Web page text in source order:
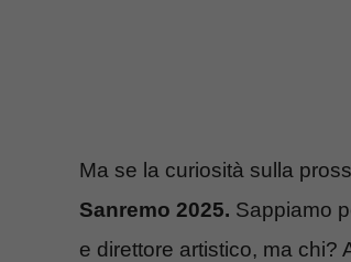
Ma se la curiosità sulla
Sanremo 2025. Sappiamo
e direttore artistico, ma chi?